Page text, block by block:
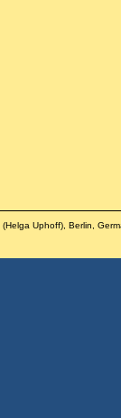
(Helga Uphoff), Berlin,